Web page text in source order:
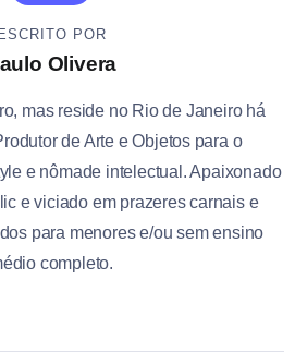
ESCRITO POR
Olivera
mas reside no Rio de Janeiro há
de Arte e Objetos para o
e nômade intelectual. Apaixonado
e viciado em prazeres carnais e
para menores e/ou sem ensino
completo.